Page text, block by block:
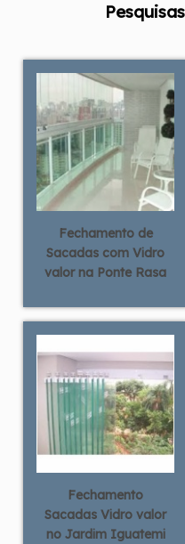
Fechamento de
Sacadas com Vidro
valor na Ponte Rasa
Fechamento
Sacadas Vidro valor
no Jardim Iguatemi